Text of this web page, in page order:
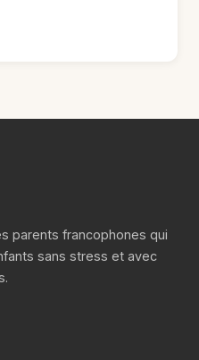
parents francophones qui
sans stress et avec